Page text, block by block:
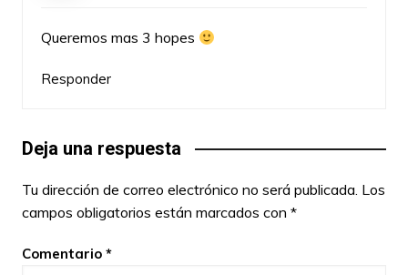
Queremos mas 3 hopes
Responder
Deja una respuesta
Tu dirección de correo electrónico no será publicada. Los
campos obligatorios están marcados con *
Comentario *